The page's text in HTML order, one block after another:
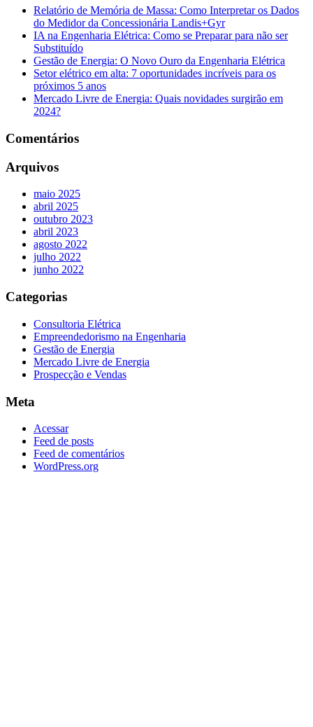
Relatório de Memória de Massa: Como Interpretar os Dados
do Medidor da Concessionária Landis+Gyr
IA na Engenharia Elétrica: Como se Preparar para não ser
Substituído
Gestão de Energia: O Novo Ouro da Engenharia Elétrica
Setor elétrico em alta: 7 oportunidades incríveis para os
próximos 5 anos
Mercado Livre de Energia: Quais novidades surgirão em
2024?
Comentários
Arquivos
maio 2025
abril 2025
outubro 2023
abril 2023
agosto 2022
julho 2022
junho 2022
Categorias
Consultoria Elétrica
Empreendedorismo na Engenharia
Gestão de Energia
Mercado Livre de Energia
Prospecção e Vendas
Meta
Acessar
Feed de posts
Feed de comentários
WordPress.org